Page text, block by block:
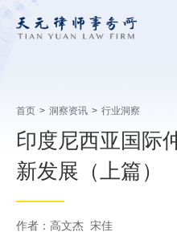
首页 > 洞察资讯 > 行业洞察
印度尼西亚国际
新发展（上篇）
作者：高文杰 宋佳